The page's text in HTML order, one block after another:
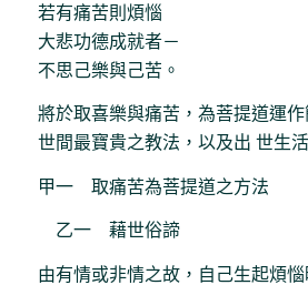
若有痛苦則煩惱
大悲功德成就者－
不思己樂與己苦。
將於取喜樂與痛苦，為菩提道運
世間最寶貴之教法，以及出 世生
甲一 取痛苦為菩提道之方法
乙一 藉世俗諦
由有情或非情之故，自己生起煩